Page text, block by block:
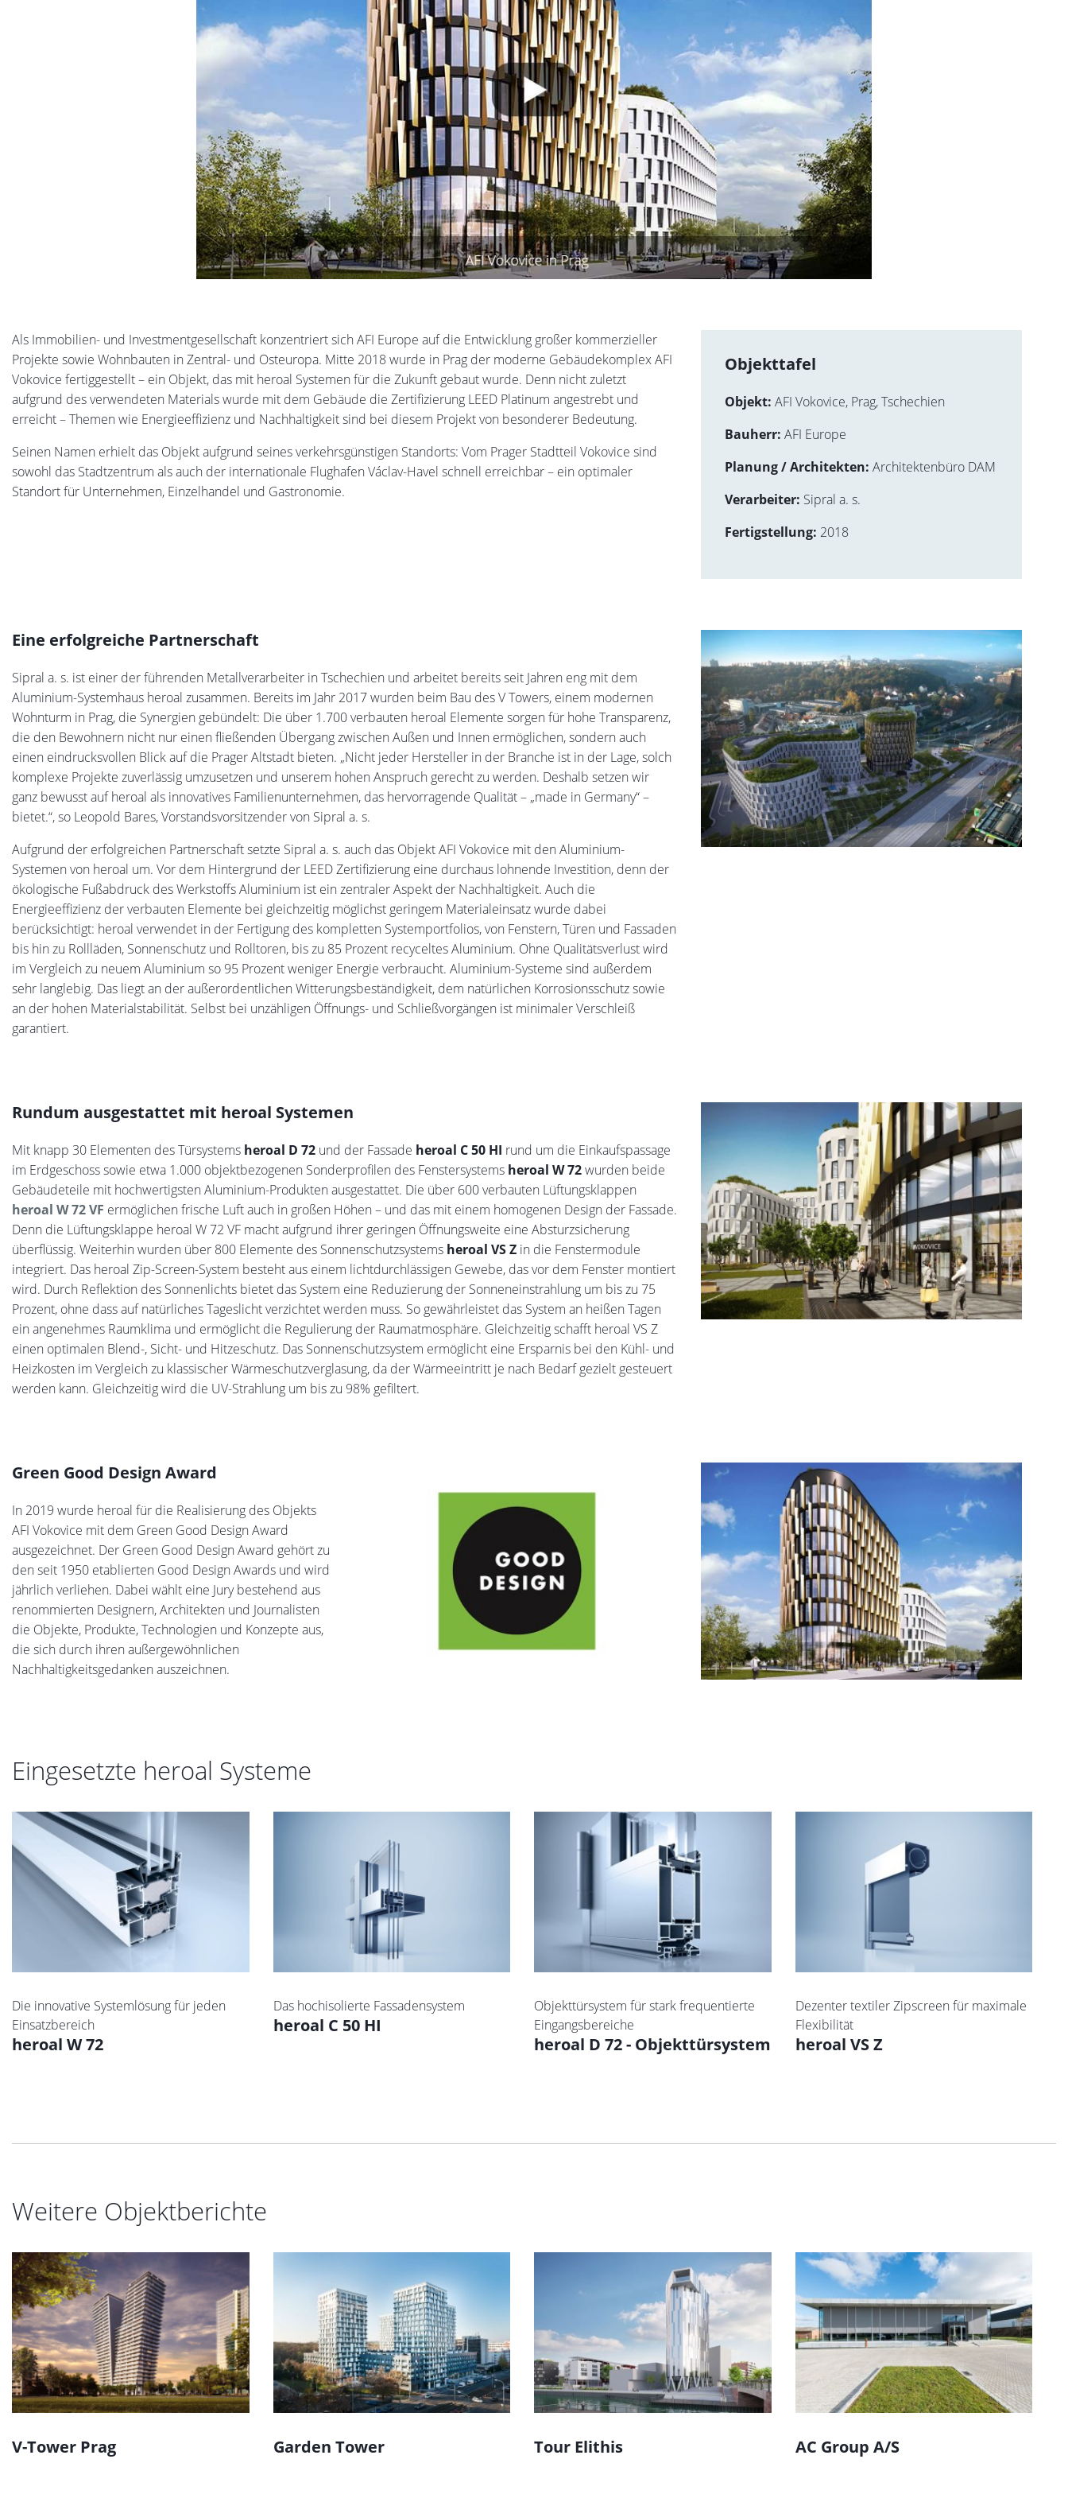
Als Immobilien- und Investmentgesellschaft konzentriert sich AFI Europe auf die Entwicklung großer kommerzieller
Projekte sowie Wohnbauten in Zentral- und Osteuropa. Mitte 2018 wurde in Prag der moderne Gebäudekomplex AFI
Vokovice fertiggestellt – ein Objekt, das mit heroal Systemen für die Zukunft gebaut wurde. Denn nicht zuletzt
aufgrund des verwendeten Materials wurde mit dem Gebäude die Zertifizierung LEED Platinum angestrebt und
erreicht – Themen wie Energieeffizienz und Nachhaltigkeit sind bei diesem Projekt von besonderer Bedeutung.
Seinen Namen erhielt das Objekt aufgrund seines verkehrsgünstigen Standorts: Vom Prager Stadtteil Vokovice sind
sowohl das Stadtzentrum als auch der internationale Flughafen Václav-Havel schnell erreichbar – ein optimaler
Standort für Unternehmen, Einzelhandel und Gastronomie.
Objekttafel
Objekt: AFI Vokovice, Prag, Tschechien
Bauherr: AFI Europe
Planung / Architekten:Architektenbüro DAM
Verarbeiter: Sipral a. s.
Fertigstellung: 2018
Eine erfolgreiche Partnerschaft
Sipral a. s. ist einer der führenden Metallverarbeiter in Tschechien und arbeitet bereits seit Jahren eng mit dem
Aluminium-Systemhaus heroal zusammen. Bereits im Jahr 2017 wurden beim Bau des V Towers, einem modernen
Wohnturm in Prag, die Synergien gebündelt: Die über 1.700 verbauten heroal Elemente sorgen für hohe Transparenz,
die den Bewohnern nicht nur einen fließenden Übergang zwischen Außen und Innen ermöglichen, sondern auch
einen eindrucksvollen Blick auf die Prager Altstadt bieten. „Nicht jeder Hersteller in der Branche ist in der Lage, solch
komplexe Projekte zuverlässig umzusetzen und unserem hohen Anspruch gerecht zu werden. Deshalb setzen wir
ganz bewusst auf heroal als innovatives Familienunternehmen, das hervorragende Qualität – „made in Germany“ –
bietet.“, so Leopold Bares, Vorstandsvorsitzender von Sipral a. s.
Aufgrund der erfolgreichen Partnerschaft setzte Sipral a. s. auch das Objekt AFI Vokovice mit den Aluminium-
Systemen von heroal um. Vor dem Hintergrund der LEED Zertifizierung eine durchaus lohnende Investition, denn der
ökologische Fußabdruck des Werkstoffs Aluminium ist ein zentraler Aspekt der Nachhaltigkeit. Auch die
Energieeffizienz der verbauten Elemente bei gleichzeitig möglichst geringem Materialeinsatz wurde dabei
berücksichtigt: heroal verwendet in der Fertigung des kompletten Systemportfolios, von Fenstern, Türen und Fassaden
bis hin zu Rollläden, Sonnenschutz und Rolltoren, bis zu 85 Prozent recyceltes Aluminium. Ohne Qualitätsverlust wird
im Vergleich zu neuem Aluminium so 95 Prozent weniger Energie verbraucht. Aluminium-Systeme sind außerdem
sehr langlebig. Das liegt an der außerordentlichen Witterungsbeständigkeit, dem natürlichen Korrosionsschutz sowie
an der hohen Materialstabilität. Selbst bei unzähligen Öffnungs- und Schließvorgängen ist minimaler Verschleiß
garantiert.
Rundum ausgestattet mit heroal Systemen
Mit knapp 30 Elementen des Türsystems heroal D 72 und der Fassade heroal C 50 HI rund um die Einkaufspassage
im Erdgeschoss sowie etwa 1.000 objektbezogenen Sonderprofilen des Fenstersystems heroal W 72wurden beide
Gebäudeteile mit hochwertigsten Aluminium-Produkten ausgestattet. Die über 600 verbauten Lüftungsklappen
heroal W 72 VF ermöglichen frische Luft auch in großen Höhen – und das mit einem homogenen Design der Fassade.
Denn die Lüftungsklappe heroal W 72 VF macht aufgrund ihrer geringen Öffnungsweite eine Absturzsicherung
überflüssig. Weiterhin wurden über 800 Elemente des Sonnenschutzsystems heroal VS Z in die Fenstermodule
integriert. Das heroal Zip-Screen-System besteht aus einem lichtdurchlässigen Gewebe, das vor dem Fenster montiert
wird. Durch Reflektion des Sonnenlichts bietet das System eine Reduzierung der Sonneneinstrahlung um bis zu 75
Prozent, ohne dass auf natürliches Tageslicht verzichtet werden muss. So gewährleistet das System an heißen Tagen
ein angenehmes Raumklima und ermöglicht die Regulierung der Raumatmosphäre. Gleichzeitig schafft heroal VS Z
einen optimalen Blend-, Sicht- und Hitzeschutz. Das Sonnenschutzsystem ermöglicht eine Ersparnis bei den Kühl- und
Heizkosten im Vergleich zu klassischer Wärmeschutzverglasung, da der Wärmeeintritt je nach Bedarf gezielt gesteuert
werden kann. Gleichzeitig wird die UV-Strahlung um bis zu 98% gefiltert.
Green Good Design Award
In 2019 wurde heroal für die Realisierung des Objekts
AFI Vokovice mit dem Green Good Design Award
ausgezeichnet. Der Green Good Design Award gehört zu
den seit 1950 etablierten Good Design Awards und wird
jährlich verliehen. Dabei wählt eine Jury bestehend aus
renommierten Designern, Architekten und Journalisten
die Objekte, Produkte, Technologien und Konzepte aus,
die sich durch ihren außergewöhnlichen
Nachhaltigkeitsgedanken auszeichnen.
Eingesetzte heroal Systeme
Die innovative Systemlösung für jeden
Einsatzbereich
heroal W 72
Das hochisolierte Fassadensystem
heroal C 50 HI
Objekttürsystem für stark frequentierte
Eingangsbereiche
heroal D 72 - Objekttürsystem
Dezenter textiler Zipscreen für maximale
Flexibilität
heroal VS Z
Weitere Objektberichte
V-Tower Prag Garden Tower Tour Elithis AC Group A/S